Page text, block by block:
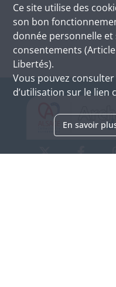
Ce site utilise des
son bon
donnée personnelle
consentements
Libertés).
Vous pouvez
d’utilisation sur le lien
En savoir